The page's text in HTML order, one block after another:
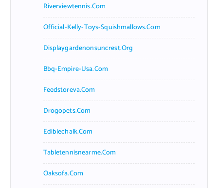
Riverviewtennis.com
Official-Kelly-Toys-Squishmallows.com
Displaygardenonsuncrest.org
Bbq-Empire-Usa.com
Feedstoreva.com
Drogopets.com
Ediblechalk.com
Tabletennisnearme.com
Oaksofa.com